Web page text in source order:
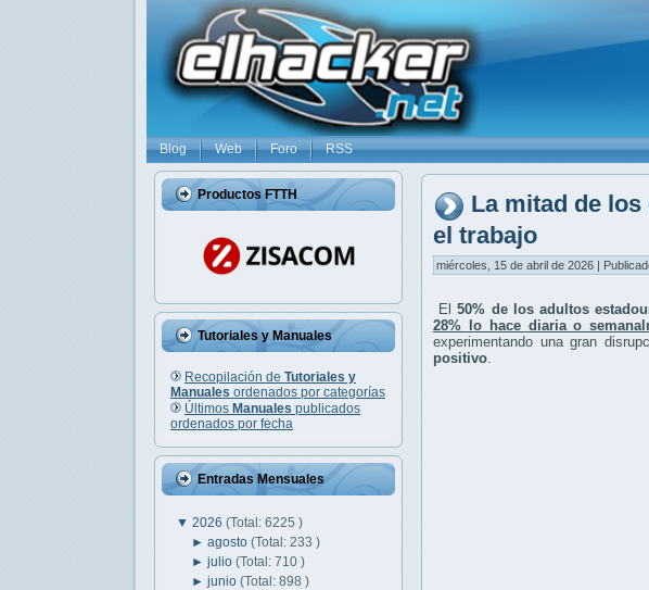
Blog Web Foro RSS
Productos FTTH
Tutoriales y Manuales
Recopilación de Tutoriales y
Manuales ordenados por categorías
Últimos Manuales publicados
ordenados por fecha
Entradas Mensuales
▼ 2026 (Total: 6225 )
►agosto(Total: 233 )
►julio(Total: 710 )
►junio(Total: 898 )
La mitad de
el trabajo
miércoles, 15 de abril de 2026 |
El50% de los adultos
28% lo hace diaria o
experimentando una gran
positivo